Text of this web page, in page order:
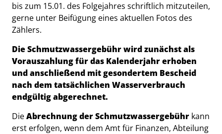
bis zum 15.01. des Folgejahres schriftlich mitzuteilen,
gerne unter Beifügung eines aktuellen Fotos des
Zählers.
Die Schmutzwassergebühr wird zunächst als
Vorauszahlung für das Kalenderjahr erhoben
und anschließend mit gesondertem Bescheid
nach dem tatsächlichen Wasserverbrauch
endgültig abgerechnet.
DieAbrechnung der Schmutzwassergebühr kann
erst erfolgen, wenn dem Amt für Finanzen, Abteilung